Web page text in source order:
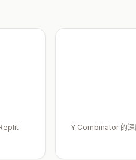
Y Combinator 的深